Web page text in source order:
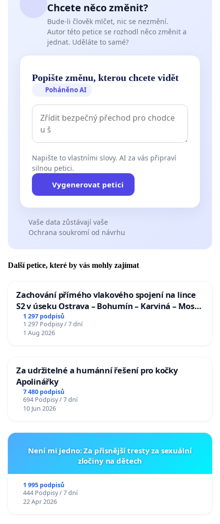
Chcete něco změnit?
Bude-li člověk mlčet, nic se nezmění.
Autor této petice se rozhodl něco změnit a
jednat. Uděláte to samé?
Popište změnu, kterou chcete vidět
Poháněno AI
Napište to vlastními slovy. AI za vás připraví
silnou petici.
Vygenerovat petici
Vaše data zůstávají vaše
Ochrana soukromí od návrhu
Další petice, které by vás mohly zajímat
Zachování přímého vlakového spojení na lince
S2 v úseku Ostrava – Bohumín – Karviná – Mosty
u Jablunkova
1 297 podpisů
1 297 Podpisy / 7 dní
1 Aug 2026
Za udržitelné a humánní řešení pro kočky
Apolinářky
7 480 podpisů
694 Podpisy / 7 dní
10 Jun 2026
Není mi jedno: Za přísnější tresty za sexuální
zločiny na dětech
1 995 podpisů
444 Podpisy / 7 dní
22 Apr 2026